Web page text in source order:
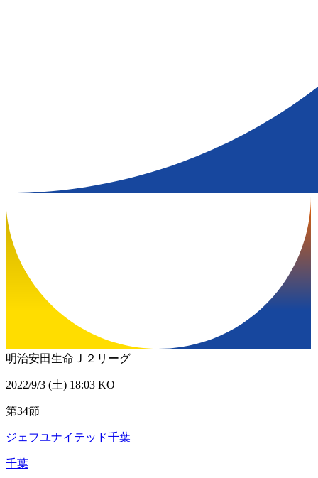
明治安田生命Ｊ２リーグ
2022/9/3 (土) 18:03 KO
第34節
ジェフユナイテッド千葉
千葉